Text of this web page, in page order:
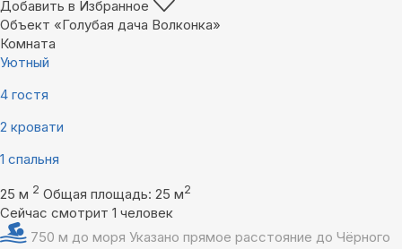
Добавить в Избранное
Объект «Голубая дача Волконка»
Комната
Уютный
4 гостя
2 кровати
1 спальня
25 м 2 Общая площадь: 25 м2
Сейчас смотрит 1 человек
750 м до моря Указано прямое расстояние до Чёрного